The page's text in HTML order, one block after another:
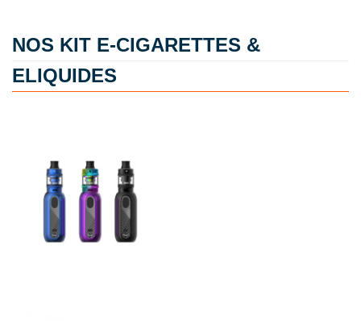
NOS KIT E-CIGARETTES &
ELIQUIDES